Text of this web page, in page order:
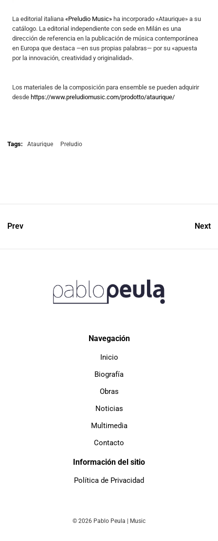
La editorial italiana «Preludio Music» ha incorporado «Ataurique» a su
catálogo. La editorial independiente con sede en Milán es una
dirección de referencia en la publicación de música contemporánea
en Europa que destaca —en sus propias palabras— por su «apuesta
por la innovación, creatividad y originalidad».
Los materiales de la composición para ensemble se pueden adquirir
desde https://www.preludiomusic.com/prodotto/ataurique/
Tags: Ataurique Preludio
Prev Next
Navegación
Inicio
Biografía
Obras
Noticias
Multimedia
Contacto
Información del sitio
Política de Privacidad
© 2026 Pablo Peula | Music